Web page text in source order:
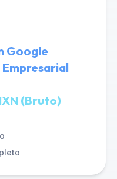
Google
(Bruto)